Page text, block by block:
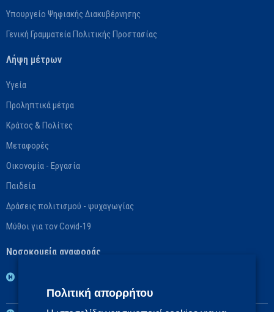
Υπουργείο Ψηφιακής Διακυβέρνησης
Γενική Γραμματεία Πολιτικής Προστασίας
Λήψη μέτρων
Υγεία
Προληπτικά μέτρα
Κράτος & Πολίτες
Μεταφορές
Οικονομία - Εργασία
Παιδεία
Δράσεις πολιτισμού - ψυχαγωγίας
Μύθοι για τον Covid-19
Νοσοκομεία αναφοράς
Αναπληρωματικό: ΓΝ Αθηνών «Ο Ευαγγελισμός»
Πολιτική απορρήτου